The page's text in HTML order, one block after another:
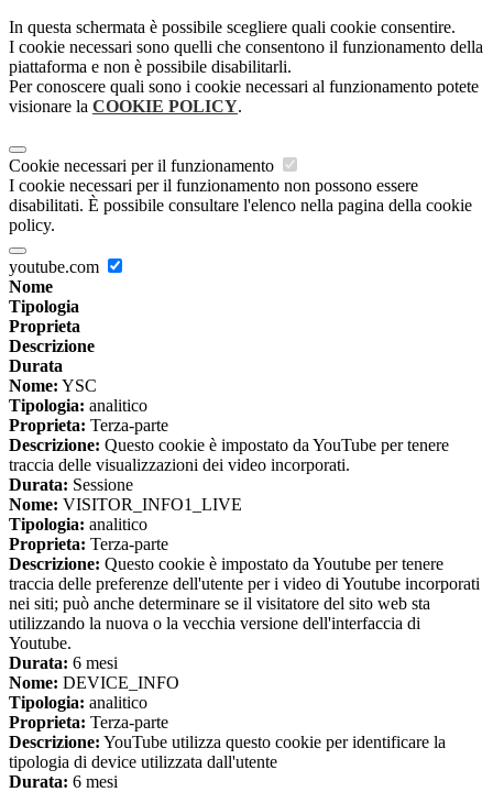
In questa schermata è possibile scegliere quali cookie consentire.
I cookie necessari sono quelli che consentono il funzionamento della
piattaforma e non è possibile disabilitarli.
Per conoscere quali sono i cookie necessari al funzionamento potete
visionare la COOKIE POLICY.
Cookie necessari per il funzionamento
I cookie necessari per il funzionamento non possono essere
disabilitati. È possibile consultare l'elenco nella pagina della cookie
policy.
youtube.com
Nome
Tipologia
Proprieta
Descrizione
Durata
Nome: YSC
Tipologia: analitico
Proprieta: Terza-parte
Descrizione: Questo cookie è impostato da YouTube per tenere
traccia delle visualizzazioni dei video incorporati.
Durata: Sessione
Nome: VISITOR_INFO1_LIVE
Tipologia: analitico
Proprieta: Terza-parte
Descrizione: Questo cookie è impostato da Youtube per tenere
traccia delle preferenze dell'utente per i video di Youtube incorporati
nei siti; può anche determinare se il visitatore del sito web sta
utilizzando la nuova o la vecchia versione dell'interfaccia di
Youtube.
Durata: 6 mesi
Nome: DEVICE_INFO
Tipologia: analitico
Proprieta: Terza-parte
Descrizione: YouTube utilizza questo cookie per identificare la
tipologia di device utilizzata dall'utente
Durata: 6 mesi